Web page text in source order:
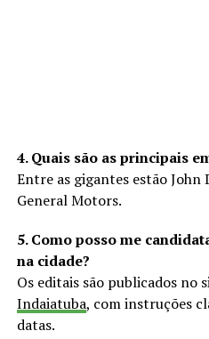
4. Quais são as principais
Entre as gigantes estão John
General Motors.
5. Como posso me
na cidade?
Os editais são publicados no
Indaiatuba, com instruções
datas.